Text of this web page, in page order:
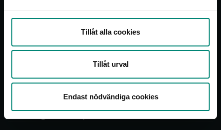
Tillåt alla cookies
Tillåt urval
Endast nödvändiga cookies
Kontakta oss
Handlingar skickas till
938 88 Arjeplog